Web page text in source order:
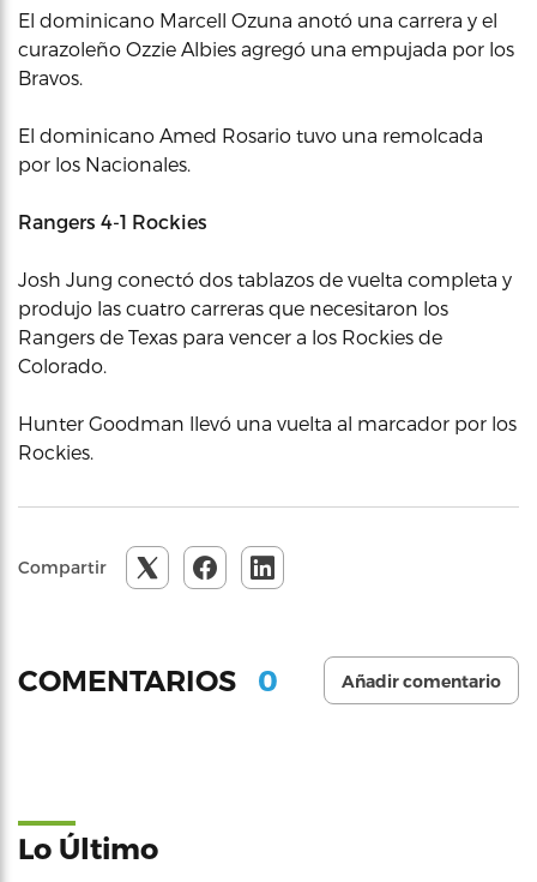
El dominicano Marcell Ozuna anotó una carrera y el
curazoleño Ozzie Albies agregó una empujada por los
Bravos.
El dominicano Amed Rosario tuvo una remolcada
por los Nacionales.
Rangers 4-1 Rockies
Josh Jung conectó dos tablazos de vuelta completa y
produjo las cuatro carreras que necesitaron los
Rangers de Texas para vencer a los Rockies de
Colorado.
Hunter Goodman llevó una vuelta al marcador por los
Rockies.
Compartir
COMENTARIOS 0 Añadir comentario
Lo Último